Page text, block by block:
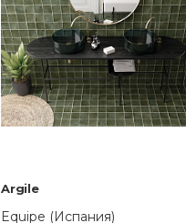
Argile
Equipe (Испания)